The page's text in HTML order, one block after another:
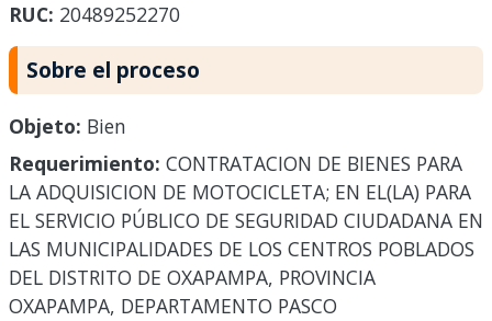
RUC: 20489252270
Sobre el proceso
Objeto: Bien
Requerimiento: CONTRATACION DE BIENES PARA
LA ADQUISICION DE MOTOCICLETA; EN EL(LA) PARA
EL SERVICIO PÚBLICO DE SEGURIDAD CIUDADANA EN
LAS MUNICIPALIDADES DE LOS CENTROS POBLADOS
DEL DISTRITO DE OXAPAMPA, PROVINCIA
OXAPAMPA, DEPARTAMENTO PASCO